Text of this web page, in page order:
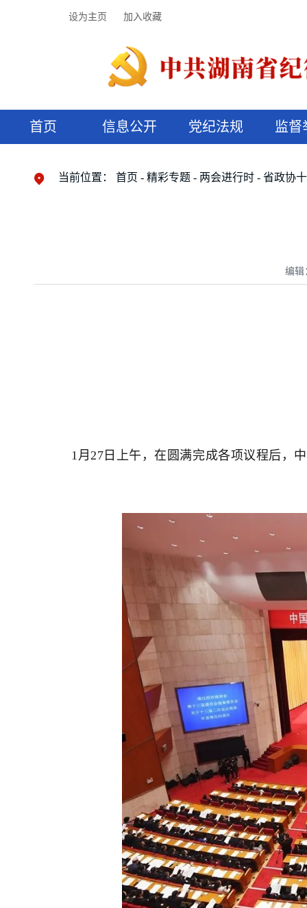
设为主页 加入收藏
首页 信息公开 党纪法规 监督
当前位置： 首页 精彩专题 两会进行时 省政协
编辑
1月27日上午，在圆满完成各项议程后，